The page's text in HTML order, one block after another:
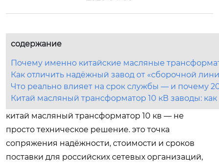
содержание
Почему именно китайские масляные
Как отличить надёжный завод от «сборочной
Что реально влияет на срок службы — и почему
Китай масляный трансформатор 10 кВ заводы:
китай масляный трансформатор 10 кв — не
просто техническое решение. это точка
сопряжения надёжности, стоимости и сроков
поставки для российских сетевых организаций,